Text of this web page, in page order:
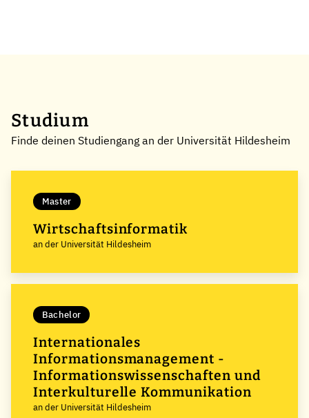
Studium
Finde deinen Studiengang an der Universität Hildesheim
Master
Wirtschaftsinformatik
an der Universität Hildesheim
Bachelor
Internationales
Informationsmanagement -
Informationswissenschaften und
Interkulturelle Kommunikation
an der Universität Hildesheim